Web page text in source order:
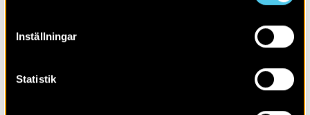
Inställningar
Statistik